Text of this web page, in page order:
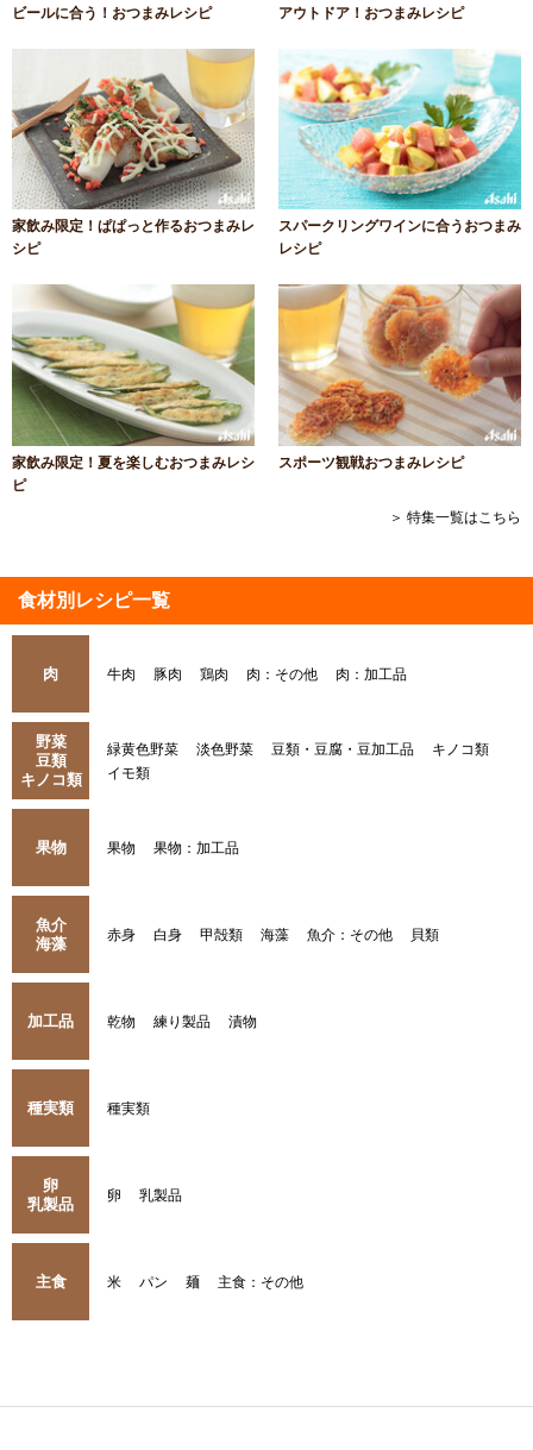
ビールに合う！おつまみレシピ アウトドア！おつまみレシピ
家飲み限定！ぱぱっと作るおつまみレ
シピ
スパークリングワインに合うおつまみ
レシピ
家飲み限定！夏を楽しむおつまみレシ
ピ
スポーツ観戦おつまみレシピ
＞ 特集一覧はこちら
食材別レシピ一覧
肉 牛肉 豚肉 鶏肉 肉：その他 肉：加工品
野菜
豆類
キノコ類
緑黄色野菜 淡色野菜 豆類・豆腐・豆加工品
キノコ類
イモ類
果物 果物 果物：加工品
魚介
海藻
赤身 白身 甲殻類 海藻 魚介：その他 貝類
加工品 乾物 練り製品 漬物
種実類 種実類
卵
乳製品
卵 乳製品
主食 米 パン 麺 主食：その他